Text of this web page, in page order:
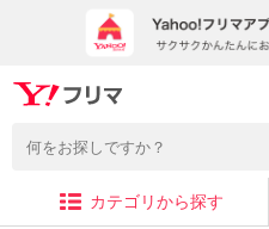
カテゴリから探す